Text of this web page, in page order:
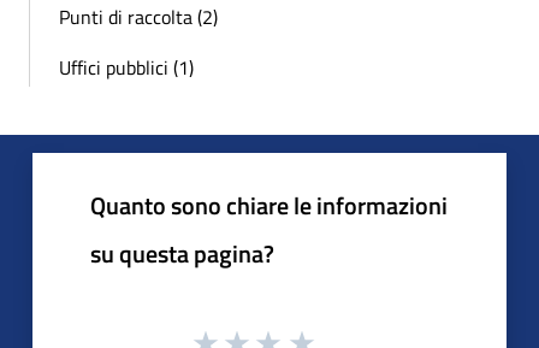
Punti di raccolta (2)
Uffici pubblici (1)
Quanto sono chiare le informazioni
su questa pagina?